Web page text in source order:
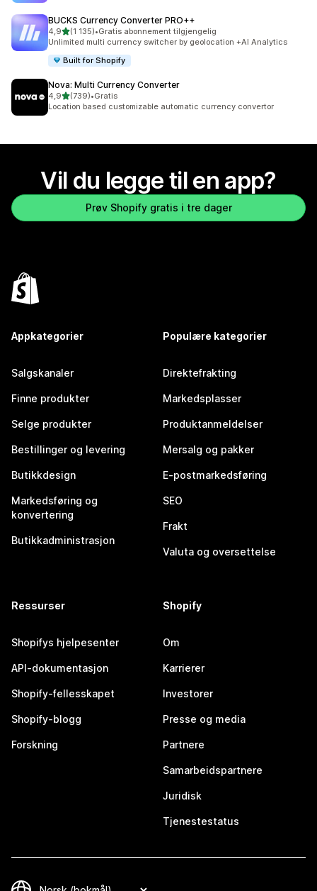
BUCKS Currency Converter PRO++
4,9av 5 stjerner
(1 135)
Totalt 1135 omtaler
•Gratis abonnement tilgjengelig
Unlimited multi currency switcher by geolocation +AI Analytics
Built for Shopify
Nova: Multi Currency Converter
4,9av 5 stjerner
(739)
Totalt 739 omtaler
•Gratis
Location based customizable automatic currency convertor
Vil du legge til en app?
Prøv Shopify gratis i tre dager
Appkategorier
Salgskanaler
Finne produkter
Selge produkter
Bestillinger og levering
Butikkdesign
Markedsføring og
konvertering
Butikkadministrasjon
Populære kategorier
Direktefrakting
Markedsplasser
Produktanmeldelser
Mersalg og pakker
E-postmarkedsføring
SEO
Frakt
Valuta og oversettelse
Ressurser
Shopifys hjelpesenter
API-dokumentasjon
Shopify-fellesskapet
Shopify-blogg
Forskning
Shopify
Om
Karrierer
Investorer
Presse og media
Partnere
Samarbeidspartnere
Juridisk
Tjenestestatus